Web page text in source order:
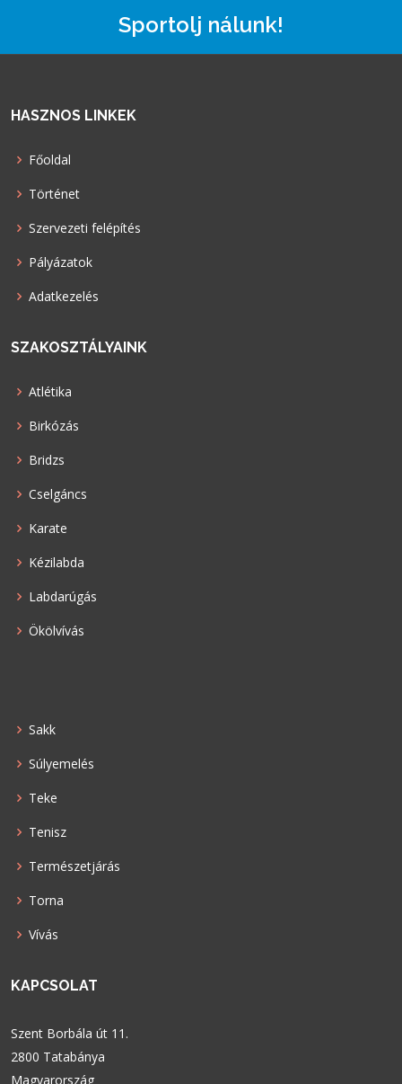
Sportolj nálunk!
HASZNOS LINKEK
Főoldal
Történet
Szervezeti felépítés
Pályázatok
Adatkezelés
SZAKOSZTÁLYAINK
Atlétika
Birkózás
Bridzs
Cselgáncs
Karate
Kézilabda
Labdarúgás
Ökölvívás
Sakk
Súlyemelés
Teke
Tenisz
Természetjárás
Torna
Vívás
KAPCSOLAT
Szent Borbála út 11.
2800 Tatabánya
Magyarország